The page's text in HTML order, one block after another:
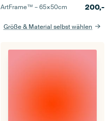
ArtFrame™ –65×50cm 200,-
Größe & Material selbst wählen